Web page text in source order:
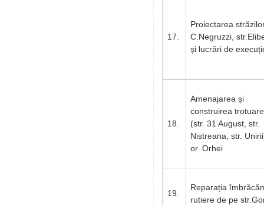
17.
Proiectarea
C.Negruzzi,
și lucrări de
18.
Amenajarea și
construirea
(str. 31 August, str.
Nistreana, str.
or. Orhei
19.
Reparația
rutiere de pe